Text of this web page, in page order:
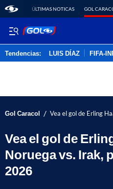
ÚLTIMAS NOTICAS GOL
Tendencias: LUIS DÍAZ FIFA-
Gol Caracol / Vea el gol de Erling
Vea el gol de
Noruega vs. Irak,
2026